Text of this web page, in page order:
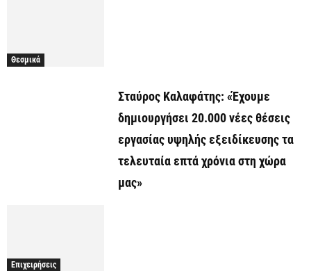
Θεσμικά
Σταύρος Καλαφάτης: «Έχουμε
δημιουργήσει 20.000 νέες θέσεις
εργασίας υψηλής εξειδίκευσης τα
τελευταία επτά χρόνια στη χώρα
μας»
Επιχειρήσεις